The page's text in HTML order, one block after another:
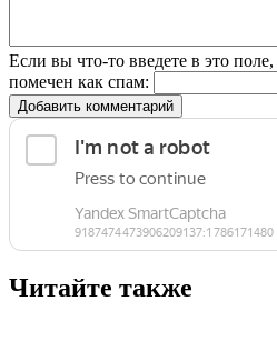
Если вы что-то введете в это
помечен как спам:
Добавить комментарий
Читайте также